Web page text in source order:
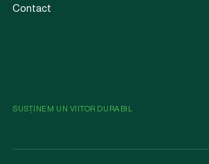
Contact
SUSȚINEM UN VIITOR DURABIL